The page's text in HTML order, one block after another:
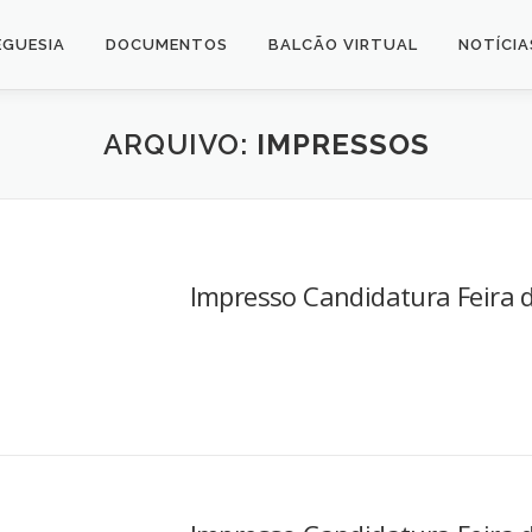
DOCUMENTOS BALCÃO VIRTUAL
ARQUIVO: IMPRESSOS
Impresso Candidatura Feira